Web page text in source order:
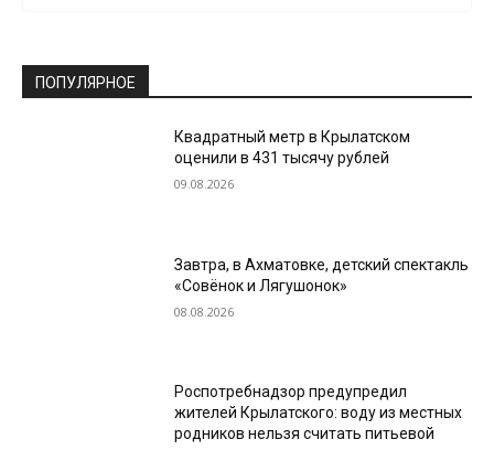
ПОПУЛЯРНОЕ
Квадратный метр в Крылатском
оценили в 431 тысячу рублей
09.08.2026
Завтра, в Ахматовке, детский спектакль
«Совёнок и Лягушонок»
08.08.2026
Роспотребнадзор предупредил
жителей Крылатского: воду из местных
родников нельзя считать питьевой